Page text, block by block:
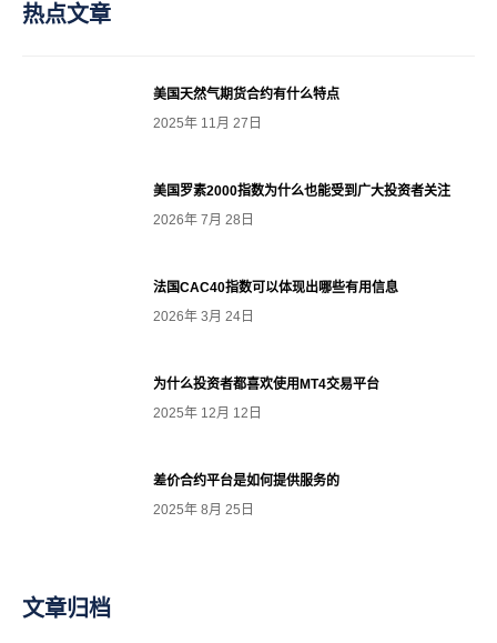
热点文章
美国天然气期货合约有什么特点
2025年 11月 27日
美国罗素2000指数为什么也能受到广大投资者关注
2026年 7月 28日
法国CAC40指数可以体现出哪些有用信息
2026年 3月 24日
为什么投资者都喜欢使用MT4交易平台
2025年 12月 12日
差价合约平台是如何提供服务的
2025年 8月 25日
文章归档